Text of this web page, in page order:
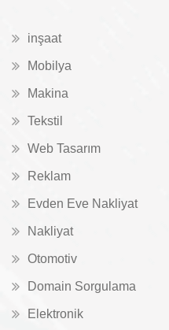
inşaat
Mobilya
Makina
Tekstil
Web Tasarım
Reklam
Evden Eve Nakliyat
Nakliyat
Otomotiv
Domain Sorgulama
Elektronik